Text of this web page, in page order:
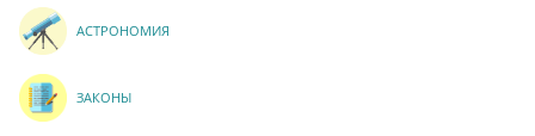
АСТРОНОМИЯ
ЗАКОНЫ